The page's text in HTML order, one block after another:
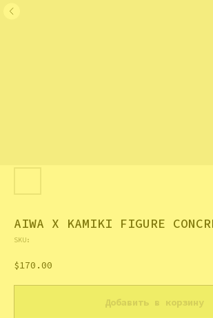
AIWA X KAMIKI FIGURE
SKU:
$170.00
Добавить в корзину